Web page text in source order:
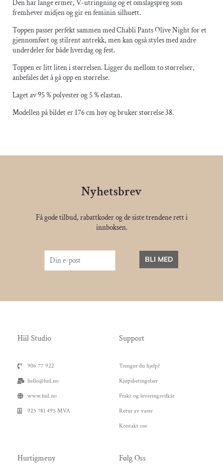
Den har lange ermer, V-utringning og et omslagspreg som
fremhever midjen og gir en feminin silhuett.
Toppen passer perfekt sammen med Chabli Pants Olive Night for et
gjennomført og stilrent antrekk, men kan også styles med andre
underdeler for både hverdag og fest.
Toppen er litt liten i størrelsen. Ligger du mellom to størrelser,
anbefales det å gå opp en størrelse.
Laget av 95 % polyester og 5 % elastan.
Modellen på bildet er 176 cm høy og bruker størrelse 38.
Nyhetsbrev
Få gode tilbud, rabattkoder og de siste trendene rett i
innboksen.
BLI MED
Hiil Studio
906 77 922
hello@hiil.no
www.hiil.no
925 781 495 MVA
Support
Trenger du hjelp?
Kjøpsbetingelser
Frakt og leveringsvilkår
Retur av varer
Kontakt oss
Hurtigmeny Følg Oss